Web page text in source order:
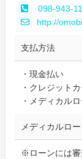
098-943-
http://
支払方法
・現金払い
・クレジット
・メディカル
メディカルロー
※ローンには審